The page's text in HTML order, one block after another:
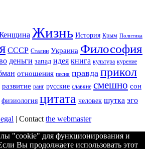
Жизнь История Крым Политика
СССР Сталин Украина Философия
деньги запад идея книга культура курение
отношения песня правда прикол
развитие ранг русские славяне смешно сон
физиология цитата человек шутка эго
| Contact the webmaster
"cookie" для функционирования и
Вы продолжаете использовать этот